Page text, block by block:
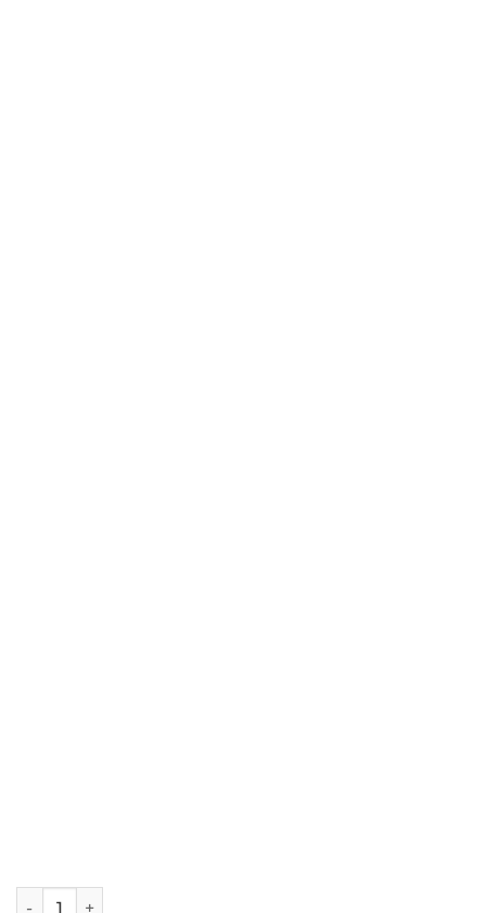
Overkapping geimpregneerd vuren Zweeds rabat